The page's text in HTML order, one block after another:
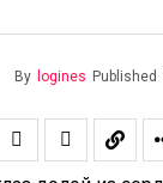
By logines Published